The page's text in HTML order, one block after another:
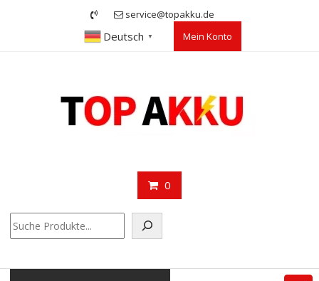
service@topakku.de
Deutsch ▼ Mein Konto
0